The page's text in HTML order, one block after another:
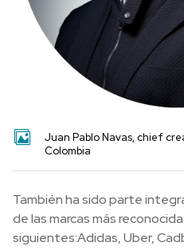
Juan Pablo Navas, chief
Colombia
También ha sido parte
de las marcas más
siguientes:Adidas, Uber,